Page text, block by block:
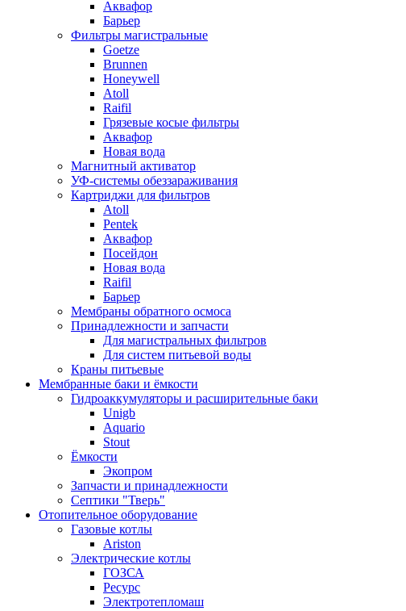
Аквафор
Барьер
Фильтры магистральные
Goetze
Brunnen
Honeywell
Atoll
Raifil
Грязевые косые фильтры
Аквафор
Новая вода
Магнитный активатор
УФ-системы обеззараживания
Картриджи для фильтров
Atoll
Pentek
Аквафор
Посейдон
Новая вода
Raifil
Барьер
Мембраны обратного осмоса
Принадлежности и запчасти
Для магистральных фильтров
Для систем питьевой воды
Краны питьевые
Мембранные баки и ёмкости
Гидроаккумуляторы и расширительные баки
Unigb
Aquario
Stout
Ёмкости
Экопром
Запчасти и принадлежности
Септики "Тверь"
Отопительное оборудование
Газовые котлы
Ariston
Электрические котлы
ГОЗСА
Ресурс
Электротепломаш